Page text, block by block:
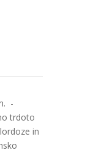
-
trdoto
in